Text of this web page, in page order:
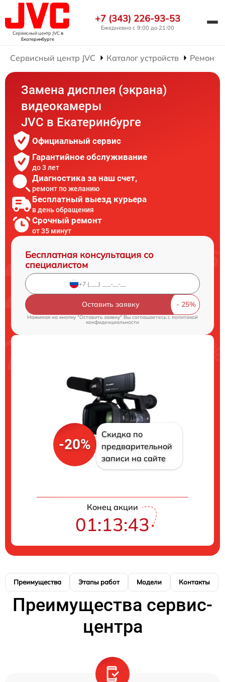
Сервисный центр JVCв
Екатеринбурге
+7 (343) 226-93-53
Ежедневно с 9:00 до 21:00
Сервисный центр JVC Каталог устройств Ремонт
Замена дисплея (экрана)
видеокамеры
JVC в Екатеринбурге
Официальный сервис
Гарантийное обслуживание
до 3 лет
Диагностика за наш счет,
ремонт по желанию
Бесплатный выезд курьера
в день обращения
Срочный ремонт
от 35 минут
Бесплатная консультация со
специалистом
Оставить заявку
Нажимая на кнопку "Оставить заявку" Вы соглашаетесь cполитикой
конфиденциальности
-20%
Скидка по
предварительной
записи на сайте
Конец акции
01:13:42
Преимущества Этапы работ Модели Контакты
Преимущества сервис-
центра